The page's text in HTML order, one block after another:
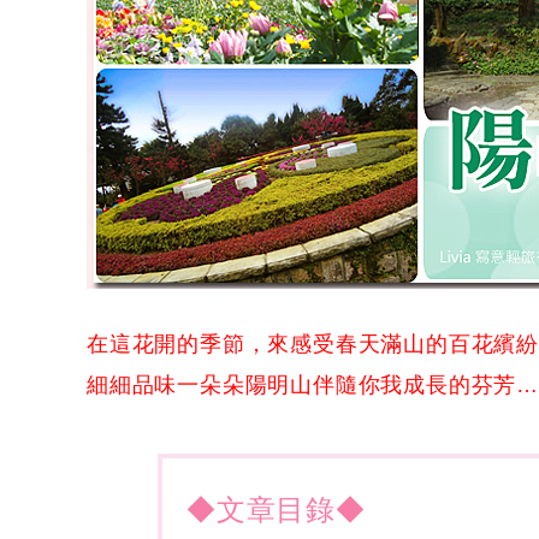
在這花開的季節，來感受春天滿山的百花繽
細細品味一朵朵陽明山伴隨你我成長的芬芳…
◆文章目錄◆